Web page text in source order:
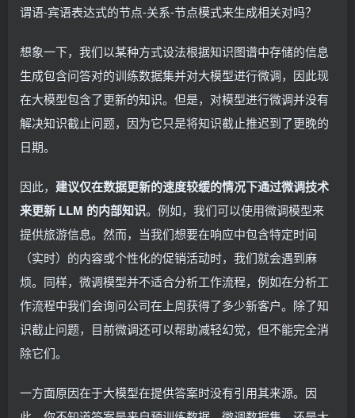
谓语-宾语表达式的节点-关系-节点模式来生成相关对吗？
想象一下，我们以某种方式设法根据知识图谱中存储的信息
生成包含问答对的训练数据集并对大模型进行微调，因此现
在大模型包含了更新的知识。但是，对模型进行微调并没有
解决知识截止问题，因为它只是将知识截止推迟到了更晚的
日期。
因此， 建议仅在数据更新的速度较缓的情况下通过微调技术
来更新 LLM 的内部知识。例如，我们可以使用微调模型来
提供旅游信息。然而，当我们想要在响应中包含特定时间
（实时）的内容或个性化的促销活动时，我们就会遇到麻
烦。同样，微调模型并不适合分析工作流程，例如在分析工
作流程中我们会询问公司在上周获得了多少新客户。除了知
识截止问题，目前微调还可以帮助减轻幻觉，但不能完全消
除它们。
一方面原因在于大模型在提供答案时没有引用其来源。因